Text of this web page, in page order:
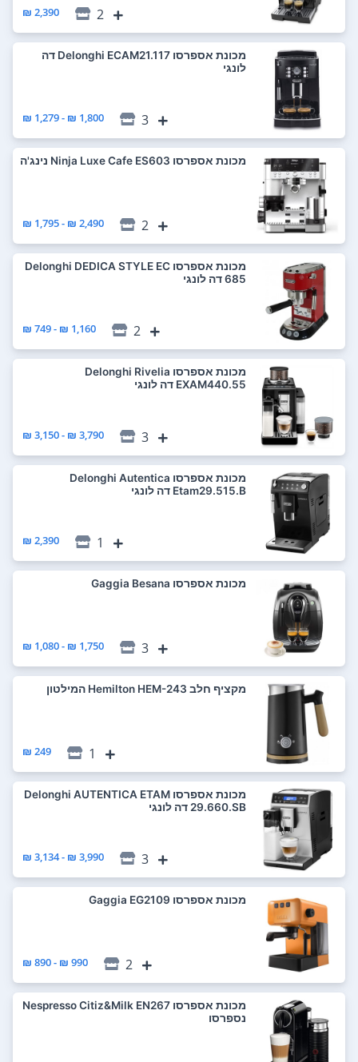
2
2,390 ₪
‏מכונת אספרסו Delonghi ECAM21.117 דה
לונגי
3
1,800 ₪ - 1,279 ₪
‏מכונת אספרסו Ninja Luxe Cafe ES603 נינג'ה
2
2,490 ₪ - 1,795 ₪
‏מכונת אספרסו Delonghi DEDICA STYLE EC
685 דה לונגי
2
1,160 ₪ - 749 ₪
‏מכונת אספרסו Delonghi Rivelia
EXAM440.55 דה לונגי
3
3,790 ₪ - 3,150 ₪
‏מכונת אספרסו Delonghi Autentica
Etam29.515.B דה לונגי
1
2,390 ₪
‏מכונת אספרסו Gaggia Besana
3
1,750 ₪ - 1,080 ₪
‏מקציף חלב Hemilton HEM-243 המילטון
1
249 ₪
‏מכונת אספרסו Delonghi AUTENTICA ETAM
29.660.SB דה לונגי
3
3,990 ₪ - 3,134 ₪
‏מכונת אספרסו Gaggia EG2109
2
990 ₪ - 890 ₪
‏מכונת אספרסו Nespresso Citiz&Milk EN267
נספרסו